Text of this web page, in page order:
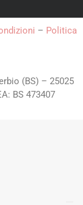
– Politica
(BS) – 25025
BS 473407